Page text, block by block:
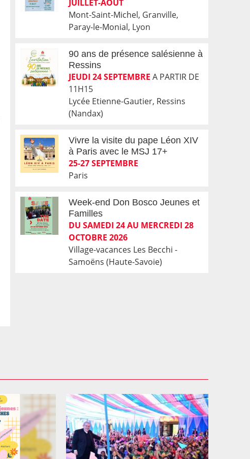
JUILLET-AOÛT
Mont-Saint-Michel, Granville,
Paray-le-Monial, Lyon
90 ans de présence salésienne à
Ressins
JEUDI 24 SEPTEMBRE A PARTIR DE
11H15
Lycée Etienne-Gautier, Ressins
(Nandax)
Vivre la visite du pape Léon XIV
à Paris avec le MSJ 17+
25-27 SEPTEMBRE
Paris
Week-end Don Bosco Jeunes et
Familles
DU SAMEDI 24 AU MERCREDI 28
OCTOBRE 2026
Village-vacances Les Becchi -
Samoëns (Haute-Savoie)